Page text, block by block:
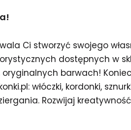
Ci stworzyć swojego
dostępnych w
barwach!
włóczki, kordonki,
Rozwijaj